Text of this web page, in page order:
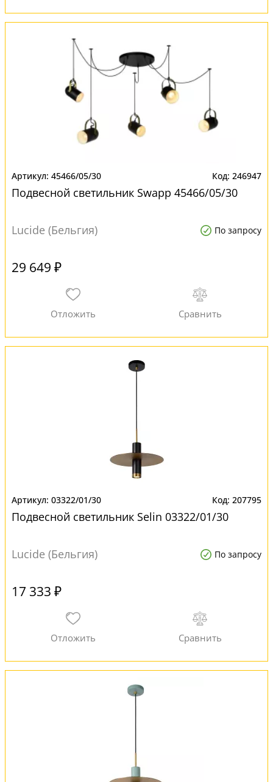
45466/05/30 246947
Подвесной светильник Swapp 45466/05/30
Lucide (Бельгия) По запросу
29 649 ₽
03322/01/30 207795
Подвесной светильник Selin 03322/01/30
Lucide (Бельгия) По запросу
17 333 ₽